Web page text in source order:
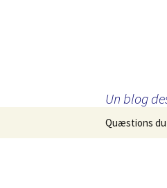
Un blog
Aller
Quæstions